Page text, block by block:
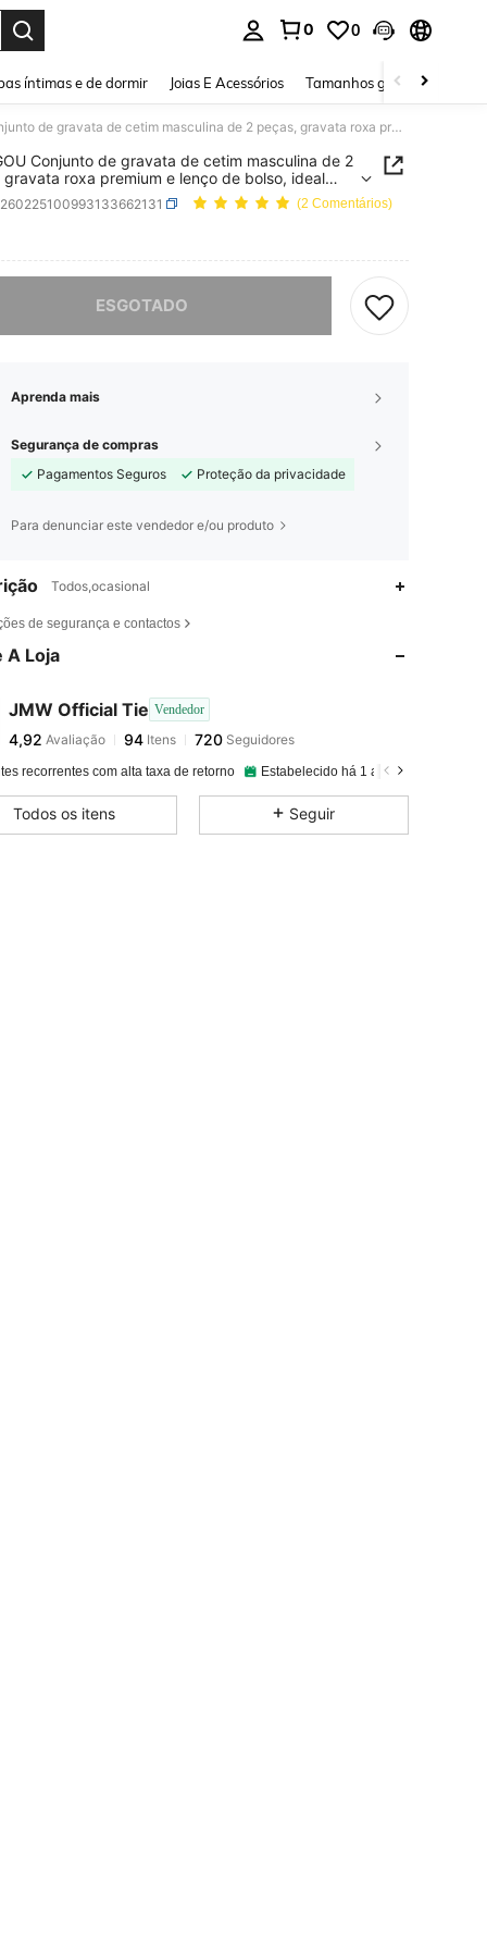
0 0
íntimas e de dormir Joias E Acessórios Tamanhos grandes
ZLQ&GOU Conjunto de gravata de cetim masculina de 2 peças, gravata roxa premium e lenço de bolso, ideal para eventos de negócios, acessórios e festivais.
Conjunto de gravata de cetim masculina de 2
gravata roxa premium e lenço de bolso, ideal
de negócios, acessórios e festivais.(2 Comentários)
AND AVAILABILITY
ESGOTADO
Aprenda mais
Segurança de compras
Pagamentos Seguros
Proteção da privacidade
Para denunciar este vendedor e/ou produto
Todos,ocasional
de segurança e contactos
A Loja
JMW Official Tie Vendedor
4,92 94
4,92
4,92 Itens 720
j***opago1 dia atrás
recorrentes com alta taxa de retorno Estabelecido há 1 ano
Todos os itens Seguir